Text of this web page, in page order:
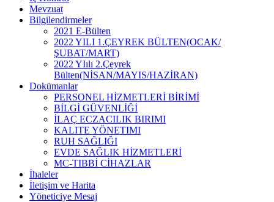
Mevzuat
Bilgilendirmeler
2021 E-Bülten
2022 YILI 1.ÇEYREK BÜLTEN(OCAK/
ŞUBAT/MART)
2022 YIılı 2.Çeyrek
Bülten(NİSAN/MAYIS/HAZİRAN)
Dokümanlar
PERSONEL HİZMETLERİ BİRİMİ
BİLGİ GÜVENLİĞİ
İLAÇ ECZACILIK BIRIMI
KALITE YÖNETIMI
RUH SAĞLIĞI
EVDE SAĞLIK HİZMETLERİ
MC-TIBBİ CİHAZLAR
İhaleler
İletişim ve Harita
Yöneticiye Mesaj